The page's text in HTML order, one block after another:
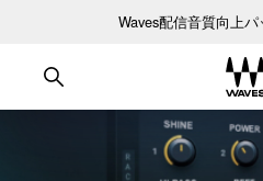
Waves配信音質向上パ